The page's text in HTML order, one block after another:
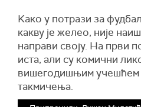
Kако у потрази за
какву је желео, није
направи своју. На први
иста, али су комични
вишегодишњим учешћем
такмичења.